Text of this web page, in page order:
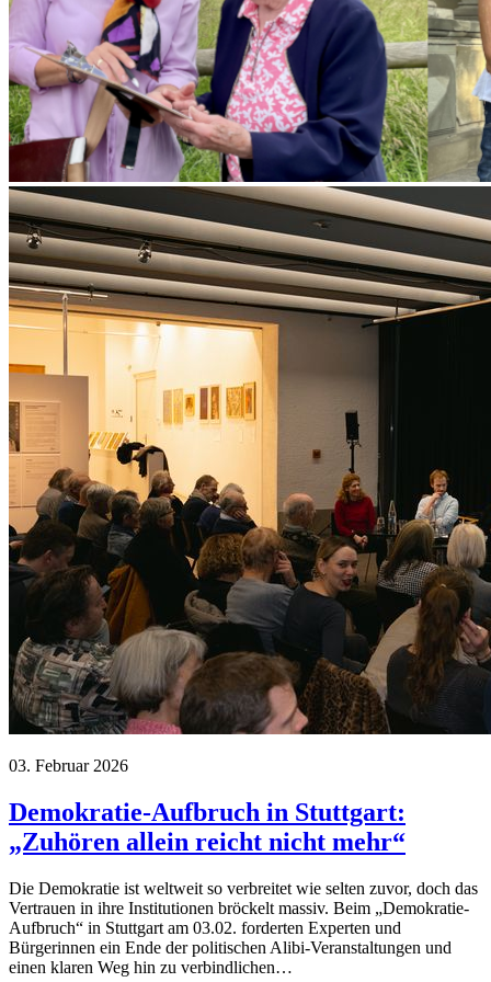
03. Februar 2026
Demokratie-Aufbruch in Stuttgart:
„Zuhören allein reicht nicht mehr“
Die Demokratie ist weltweit so verbreitet wie selten zuvor, doch das
Vertrauen in ihre Institutionen bröckelt massiv. Beim „Demokratie-
Aufbruch“ in Stuttgart am 03.02. forderten Experten und
Bürgerinnen ein Ende der politischen Alibi-Veranstaltungen und
einen klaren Weg hin zu verbindlichen…